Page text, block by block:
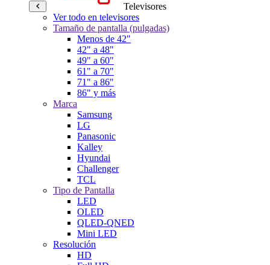
Televisores
Ver todo en televisores
Tamaño de pantalla (pulgadas)
Menos de 42"
42" a 48"
49" a 60"
61" a 70"
71" a 86"
86" y más
Marca
Samsung
LG
Panasonic
Kalley
Hyundai
Challenger
TCL
Tipo de Pantalla
LED
OLED
QLED-QNED
Mini LED
Resolución
HD